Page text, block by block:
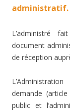
administratif.
L’administré
document
de réception
demande (article
public et